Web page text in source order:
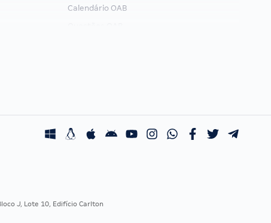
Calendário OAB
J, Lote 10, Edifício Carlton